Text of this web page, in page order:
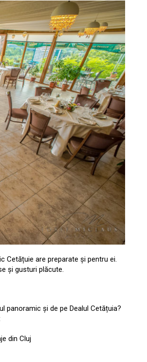
Cetățuie are preparate și pentru ei.
și gusturi plăcute.
panoramic și de pe Dealul Cetățuia?
din Cluj